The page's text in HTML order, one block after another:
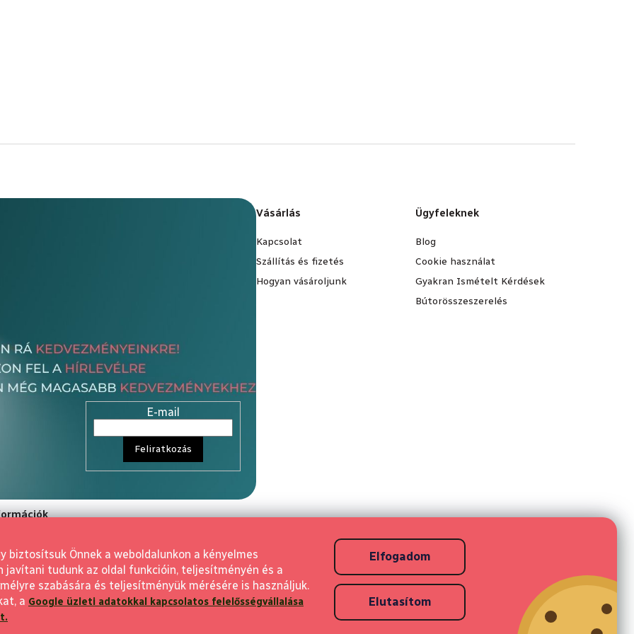
biztosítsuk Önnek a weboldalunkon a kényelmes
javítani tudunk az oldal funkcióin, teljesítményén és a
szabására és teljesítményük mérésére is használjuk.
a Google üzleti adatokkal kapcsolatos felelősségvállalása Elutasítom
Elfogadom
E-mail
Feliratkozás
Vásárlás
Kapcsolat
Szállítás és fizetés
Hogyan vásároljunk
Ügyfeleknek
Blog
Cookie használat
Gyakran Ismételt Kérdések
Bútorösszeszerelés
elállás
visszaküldés